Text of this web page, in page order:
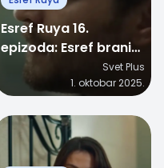
Esref Ruya 16.
epizoda: Esref brani
Nisan od novih
zavera
Svet Plus
1. oktobar 2025.